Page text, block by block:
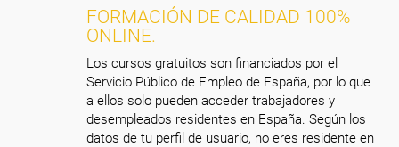
FORMACIÓN DE CALIDAD 100%
ONLINE.
Los cursos gratuitos son financiados por el
Servicio Público de Empleo de España, por lo que
a ellos solo pueden acceder trabajadores y
desempleados residentes en España. Según los
datos de tu perfil de usuario, no eres residente en